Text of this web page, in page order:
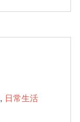
, 日常生活